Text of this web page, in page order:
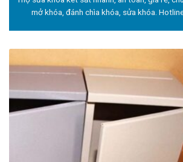
mở khóa, đánh chìa khóa, sửa khóa.